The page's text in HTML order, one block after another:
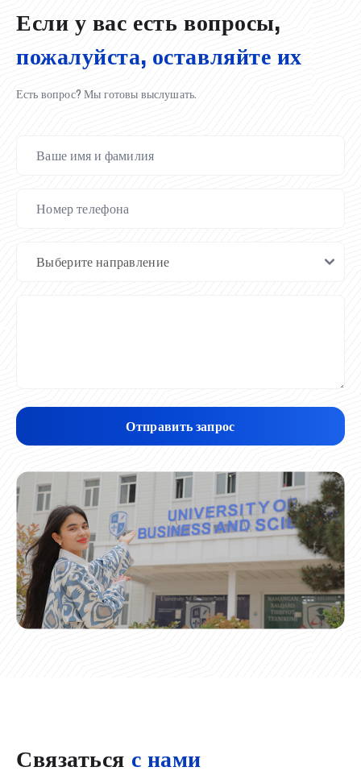
Если у вас есть вопросы,
пожалуйста, оставляйте их
Есть вопрос? Мы готовы выслушать.
Отправить запрос
Связаться с нами